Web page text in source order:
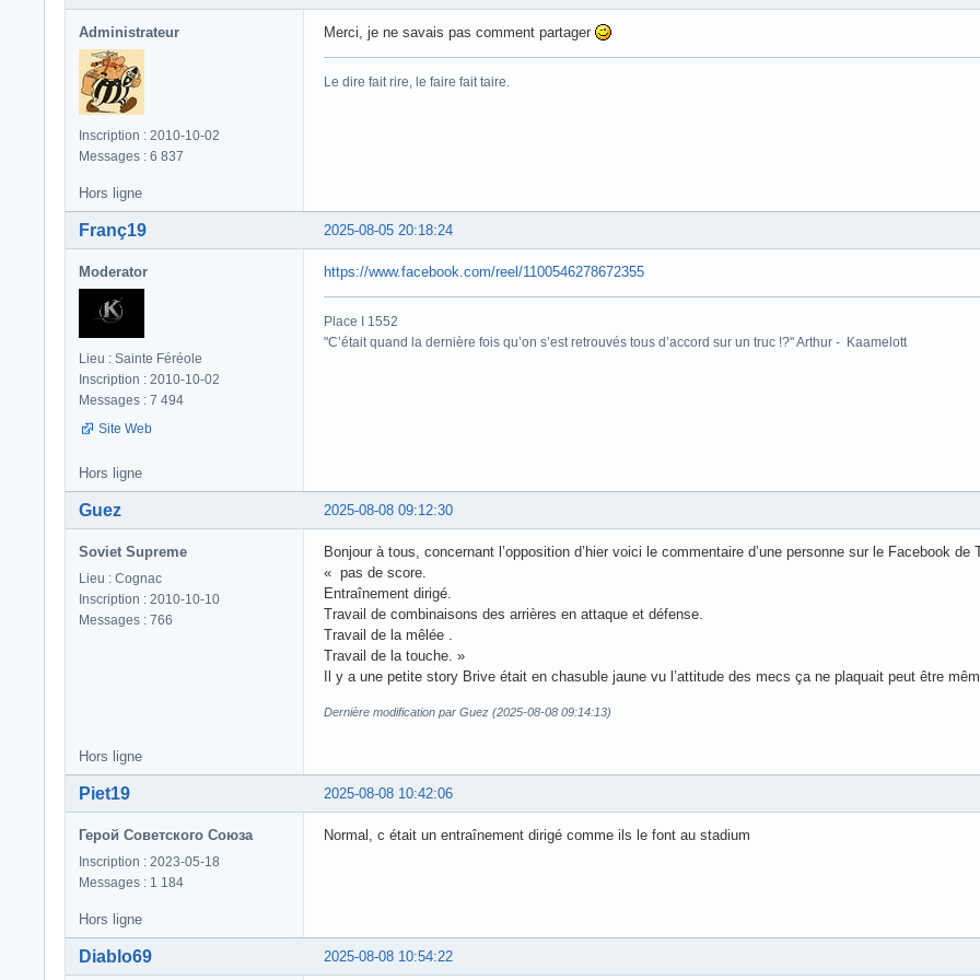
Administrateur
Inscription : 2010-10-02
Messages : 6 837
Merci, je ne savais pas comment partager
Le dire fait rire, le faire fait taire.
Hors ligne
2025-08-05 20:18:24
Franç19
Moderator
Lieu : Sainte Féréole
Inscription : 2010-10-02
Messages : 7 494
Site Web
https://www.facebook.com/reel/1100546278672355
Place I 1552
"C’était quand la dernière fois qu’on s’est retrouvés tous d’accord sur un truc !?" Arthur - Kaamelott
Hors ligne
2025-08-08 09:12:30
Guez
Soviet Supreme
Lieu : Cognac
Inscription : 2010-10-10
Messages : 766
Bonjour à tous, concernant l’opposition d’hier voici le commentaire d’une personne sur le Facebook de
« pas de score.
Entraînement dirigé.
Travail de combinaisons des arrières en attaque et défense.
Travail de la mêlée .
Travail de la touche. »
Il y a une petite story Brive était en chasuble jaune vu l’attitude des mecs ça ne plaquait peut être
Dernière modification par Guez (2025-08-08 09:14:13)
Hors ligne
2025-08-08 10:42:06
Piet19
Герой Советского Союза
Inscription : 2023-05-18
Messages : 1 184
Normal, c était un entraînement dirigé comme ils le font au stadium
Hors ligne
2025-08-08 10:54:22
Diablo69